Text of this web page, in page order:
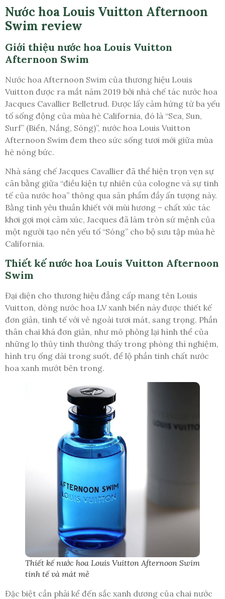
Nước hoa Louis Vuitton Afternoon
Swim review
Giới thiệu nước hoa Louis Vuitton
Afternoon Swim
Nước hoa Afternoon Swim của thương hiệu Louis
Vuitton được ra mắt năm 2019 bởi nhà chế tác nước hoa
Jacques Cavallier Belletrud. Được lấy cảm hứng từ ba yếu
tố sống động của mùa hè California, đó là “Sea, Sun,
Surf” (Biển, Nắng, Sóng)”, nước hoa Louis Vuitton
Afternoon Swim đem theo sức sống tươi mới giữa mùa
hè nóng bức.
Nhà sáng chế Jacques Cavallier đã thể hiện trọn vẹn sự
cân bằng giữa “điều kiện tự nhiên của cologne và sự tinh
tế của nước hoa” thông qua sản phẩm đầy ấn tượng này.
Bằng tình yêu thuần khiết với mùi hương – chất xúc tác
khơi gợi mọi cảm xúc, Jacques đã làm tròn sứ mệnh của
một người tạo nên yếu tố “Sóng” cho bộ sưu tập mùa hè
California.
Thiết kế nước hoa Louis Vuitton Afternoon
Swim
Đại diện cho thương hiệu đẳng cấp mang tên Louis
Vuitton, dòng nước hoa LV xanh biển này được thiết kế
đơn giản, tinh tế với vẻ ngoài tươi mát, sang trọng. Phần
thân chai khá đơn giản, như mô phỏng lại hình thể của
những lọ thủy tinh thường thấy trong phòng thí nghiệm,
hình trụ ống dài trong suốt, để lộ phần tinh chất nước
hoa xanh mướt bên trong.
Thiết kế nước hoa Louis Vuitton Afternoon Swim
tinh tế và mát mẻ
Đặc biệt cần phải kể đến sắc xanh dương của chai nước